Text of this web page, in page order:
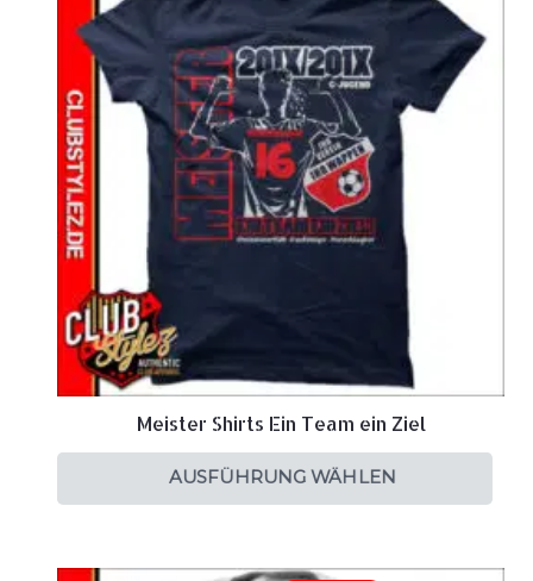
Meister Shirts Ein Team ein Ziel
AUSFÜHRUNG WÄHLEN